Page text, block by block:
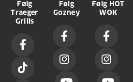
Følg
Traeger
Grills
Følg
Gozney
Følg HOT
WOK